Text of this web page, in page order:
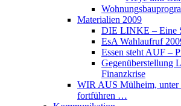
Materialien 2009
DIE LINKE – Eine
EsA Wahlaufruf
Essen steht AUF –
Gegenüberstellung
Finanzkrise
WIR AUS Mülheim, unter
fortführen …